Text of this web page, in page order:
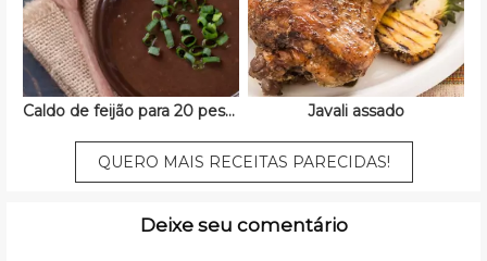
Caldo de feijão para 20 pessoas Javali assado
QUERO MAIS RECEITAS PARECIDAS!
Deixe seu comentário